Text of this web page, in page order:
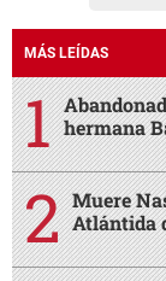
MÁS LEÍDAS
hermana
Muere
Atlántida